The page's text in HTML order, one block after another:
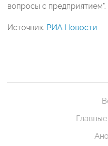
вопросы с
Источник. РИА Новости